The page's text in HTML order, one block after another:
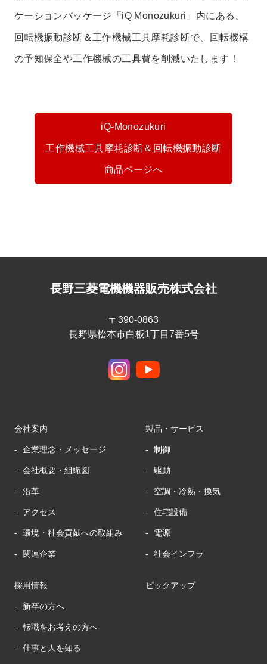
ケーションパッケージ「iQ Monozukuri」内にある、
回転機振動診断＆工作機械工具摩耗診断で、回転機構
の予知保全や工作機械の工具費を削減いたします！
iQ-Monozukuri
工作機械工具摩耗診断＆回転機振動診断
商品ページへ
長野三菱電機機器販売株式会社
〒390-0863
長野県松本市白板1丁目7番5号
会社案内
企業理念・メッセージ
会社概要・組織図
沿革
アクセス
環境・社会貢献への取組み
関連企業
製品・サービス
制御
駆動
空調・冷熱・換気
住宅設備
電源
社会インフラ
採用情報
新卒の方へ
転職をお考えの方へ
仕事と人を知る
ピックアップ